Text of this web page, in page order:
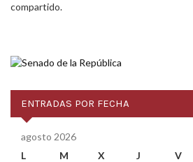
compartido.
ENTRADAS POR FECHA
agosto 2026
L
M X J V